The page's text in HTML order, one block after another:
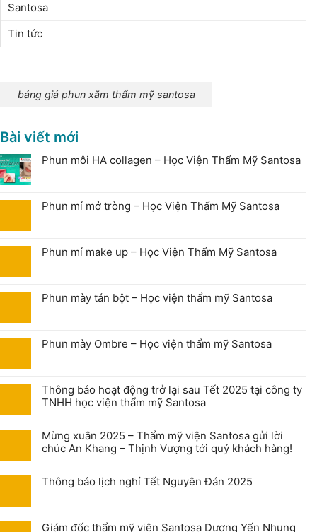
Santosa
Tin tức
bảng giá phun xăm thẩm mỹ santosa
Bài viết mới
Phun môi HA collagen – Học Viện Thẩm Mỹ Santosa
Phun mí mở tròng – Học Viện Thẩm Mỹ Santosa
Phun mí make up – Học Viện Thẩm Mỹ Santosa
Phun mày tán bột – Học viện thẩm mỹ Santosa
Phun mày Ombre – Học viện thẩm mỹ Santosa
Thông báo hoạt động trở lại sau Tết 2025 tại công ty
TNHH học viện thẩm mỹ Santosa
Mừng xuân 2025 – Thẩm mỹ viện Santosa gửi lời
chúc An Khang – Thịnh Vượng tới quý khách hàng!
Thông báo lịch nghỉ Tết Nguyên Đán 2025
Giám đốc thẩm mỹ viện Santosa Dương Yến Nhung